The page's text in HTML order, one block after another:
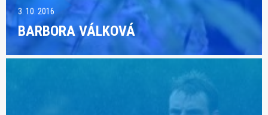
3. 10. 2016
BARBORA VÁLKOVÁ